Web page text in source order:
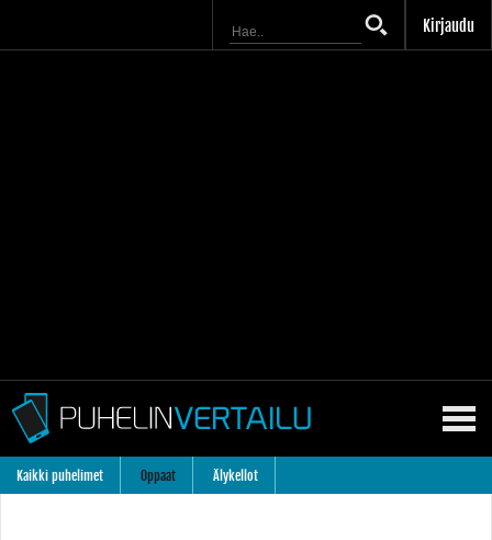
Kirjaudu
Kaikki puhelimet Oppaat Älykellot